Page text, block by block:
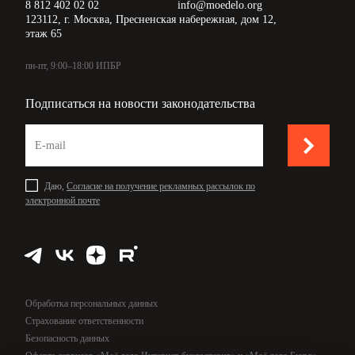
8 812 402 02 02
info@moedelo.org
123112, г. Москва, Пресненская набережная, дом 12,
этаж 65
пн-пт, 9:00–18:00 ИПБР
Подписаться на новости законодательства
Даю, Согласие на получение рекламных рассылок по
электронной почте
Обработка персональных данных
Страхование ответственности
Безопасность данных